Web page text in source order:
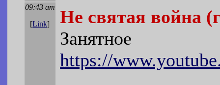
09:43 am
[Link]
Не святая война
Занятное
https://